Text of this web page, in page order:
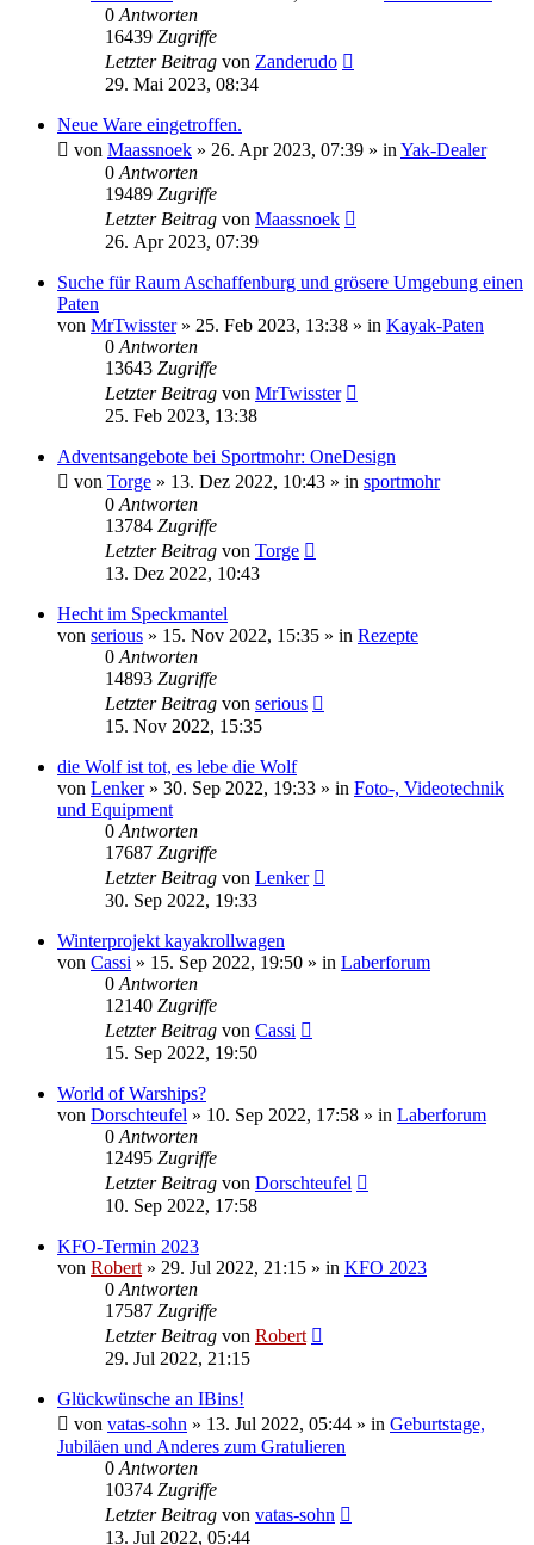
0 Antworten
16439 Zugriffe
Letzter Beitrag von Zanderudo
29. Mai 2023, 08:34
Neue Ware eingetroffen.
von Maassnoek » 26. Apr 2023, 07:39 » in Yak-Dealer
0 Antworten
19489 Zugriffe
Letzter Beitrag von Maassnoek
26. Apr 2023, 07:39
Suche für Raum Aschaffenburg und grösere Umgebung einen
Paten
von MrTwisster» 25. Feb 2023, 13:38 » in Kayak-Paten
0 Antworten
13643 Zugriffe
Letzter Beitrag von MrTwisster
25. Feb 2023, 13:38
Adventsangebote bei Sportmohr: OneDesign
von Torge » 13. Dez 2022, 10:43 » in sportmohr
0 Antworten
13784 Zugriffe
Letzter Beitrag von Torge
13. Dez 2022, 10:43
Hecht im Speckmantel
von serious » 15. Nov 2022, 15:35 » in Rezepte
0 Antworten
14893 Zugriffe
Letzter Beitrag von serious
15. Nov 2022, 15:35
die Wolf ist tot, es lebe die Wolf
von Lenker» 30. Sep 2022, 19:33 » in Foto-, Videotechnik
und Equipment
0 Antworten
17687 Zugriffe
Letzter Beitrag von Lenker
30. Sep 2022, 19:33
Winterprojekt kayakrollwagen
von Cassi » 15. Sep 2022, 19:50 » in Laberforum
0 Antworten
12140 Zugriffe
Letzter Beitrag von Cassi
15. Sep 2022, 19:50
World of Warships?
von Dorschteufel » 10. Sep 2022, 17:58 » in Laberforum
0 Antworten
12495 Zugriffe
Letzter Beitrag von Dorschteufel
10. Sep 2022, 17:58
KFO-Termin 2023
von Robert » 29. Jul 2022, 21:15 » in KFO 2023
0 Antworten
17587 Zugriffe
Letzter Beitrag von Robert
29. Jul 2022, 21:15
Glückwünsche an IBins!
von vatas-sohn » 13. Jul 2022, 05:44 » in Geburtstage,
Jubiläen und Anderes zum Gratulieren
0 Antworten
10374 Zugriffe
Letzter Beitrag von vatas-sohn
13. Jul 2022, 05:44